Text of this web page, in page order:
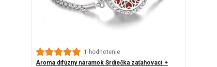
1 hodnotenie
Aroma difúzny náramok Srdiečka zaťahovací +